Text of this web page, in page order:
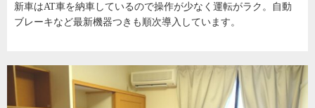
新車はAT車を納車しているので操作が少なく運転がラク。自動
ブレーキなど最新機器つきも順次導入しています。